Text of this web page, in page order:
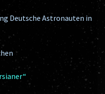
Deutsche Astronauten in